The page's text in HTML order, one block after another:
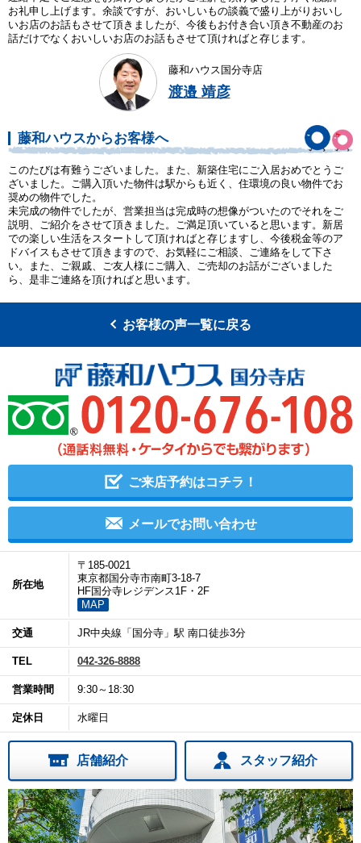
お礼申し上げます。余談ですが、おいしいもの談義で盛り上がりおいし
いお店のお話もさせて頂きましたが、今後もお付き合い頂き不動産のお
話だけでなくおいしいお店のお話もさせて頂ければと存じます。
藤和ハウス国分寺店
渡邉 靖彦
藤和ハウスからお客様へ
このたびは有難うございました。また、新築住宅にご入居おめでとうご
ざいました。ご購入頂いた物件は駅からも近く、住環境の良い物件でお
奨めの物件でした。
未完成の物件でしたが、営業担当は完成時の想像がついたのでそれをご
説明、ご紹介をさせて頂きました。ご満足頂いていると思います。新居
での楽しい生活をスタートして頂ければと存じますし、今後税金等のア
ドバイスもさせて頂きますので、お気軽にご相談、ご連絡をして下さ
い。また、ご親戚、ご友人様にご購入、ご売却のお話がございました
ら、是非ご連絡を頂ければと思います。
お客様の声一覧に戻る
ご来店予約はコチラ！
メールでお問い合わせ
所在地
〒185-0021
東京都国分寺市南町3-18-7
HF国分寺レジデンス1F・2F
MAP
交通 JR中央線「国分寺」駅 南口徒歩3分
TEL 042-326-8888
営業時間 9:30～18:30
定休日 水曜日
店舗紹介 スタッフ紹介